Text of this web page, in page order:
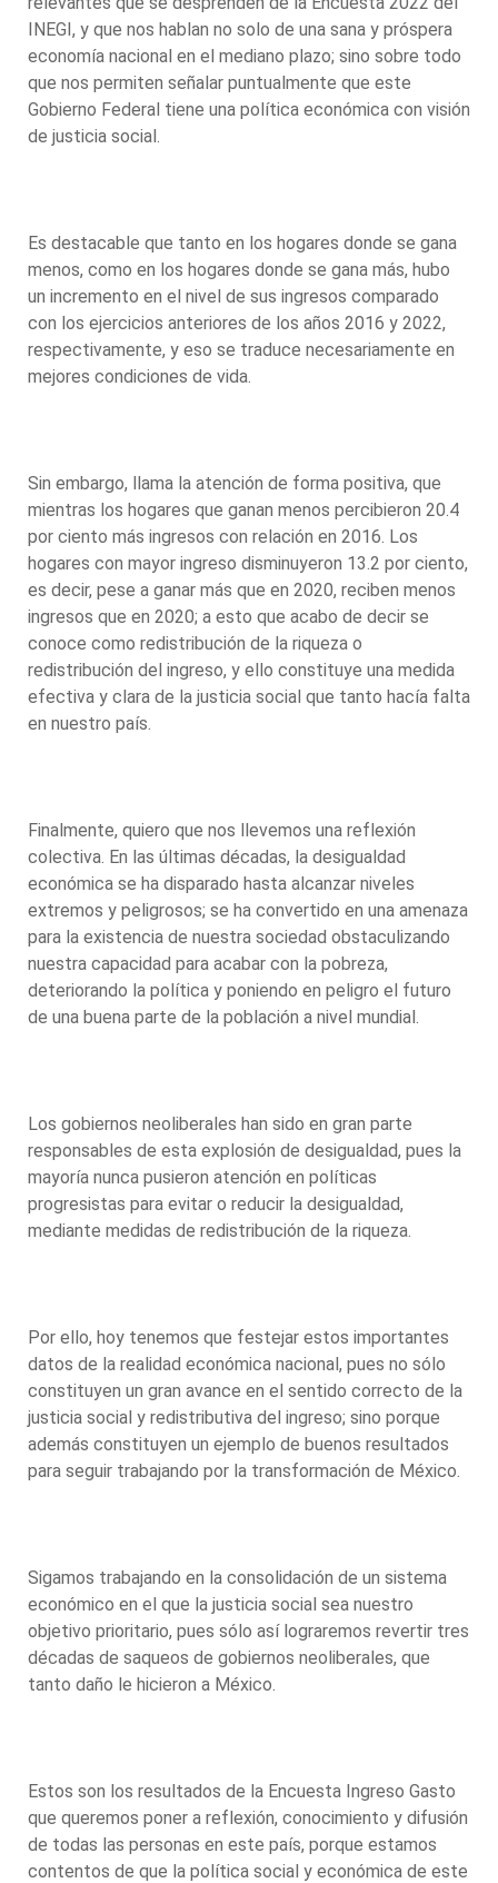
INEGI, y que nos hablan no solo de una sana y próspera
economía nacional en el mediano plazo; sino sobre todo
que nos permiten señalar puntualmente que este
Gobierno Federal tiene una política económica con visión
de justicia social.
Es destacable que tanto en los hogares donde se gana
menos, como en los hogares donde se gana más, hubo
un incremento en el nivel de sus ingresos comparado
con los ejercicios anteriores de los años 2016 y 2022,
respectivamente, y eso se traduce necesariamente en
mejores condiciones de vida.
Sin embargo, llama la atención de forma positiva, que
mientras los hogares que ganan menos percibieron 20.4
por ciento más ingresos con relación en 2016. Los
hogares con mayor ingreso disminuyeron 13.2 por ciento,
es decir, pese a ganar más que en 2020, reciben menos
ingresos que en 2020; a esto que acabo de decir se
conoce como redistribución de la riqueza o
redistribución del ingreso, y ello constituye una medida
efectiva y clara de la justicia social que tanto hacía falta
en nuestro país.
Finalmente, quiero que nos llevemos una reflexión
colectiva. En las últimas décadas, la desigualdad
económica se ha disparado hasta alcanzar niveles
extremos y peligrosos; se ha convertido en una amenaza
para la existencia de nuestra sociedad obstaculizando
nuestra capacidad para acabar con la pobreza,
deteriorando la política y poniendo en peligro el futuro
de una buena parte de la población a nivel mundial.
Los gobiernos neoliberales han sido en gran parte
responsables de esta explosión de desigualdad, pues la
mayoría nunca pusieron atención en políticas
progresistas para evitar o reducir la desigualdad,
mediante medidas de redistribución de la riqueza.
Por ello, hoy tenemos que festejar estos importantes
datos de la realidad económica nacional, pues no sólo
constituyen un gran avance en el sentido correcto de la
justicia social y redistributiva del ingreso; sino porque
además constituyen un ejemplo de buenos resultados
para seguir trabajando por la transformación de México.
Sigamos trabajando en la consolidación de un sistema
económico en el que la justicia social sea nuestro
objetivo prioritario, pues sólo así lograremos revertir tres
décadas de saqueos de gobiernos neoliberales, que
tanto daño le hicieron a México.
Estos son los resultados de la Encuesta Ingreso Gasto
que queremos poner a reflexión, conocimiento y difusión
de todas las personas en este país, porque estamos
contentos de que la política social y económica de este